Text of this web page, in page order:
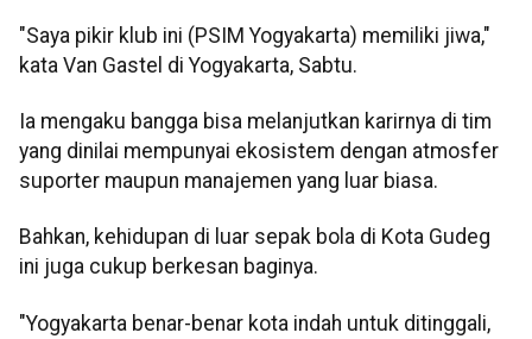
"Saya pikir klub ini (PSIM Yogyakarta) memiliki jiwa,"
kata Van Gastel di Yogyakarta, Sabtu.
Ia mengaku bangga bisa melanjutkan karirnya di tim
yang dinilai mempunyai ekosistem dengan atmosfer
suporter maupun manajemen yang luar biasa.
Bahkan, kehidupan di luar sepak bola di Kota Gudeg
ini juga cukup berkesan baginya.
"Yogyakarta benar-benar kota indah untuk ditinggali,